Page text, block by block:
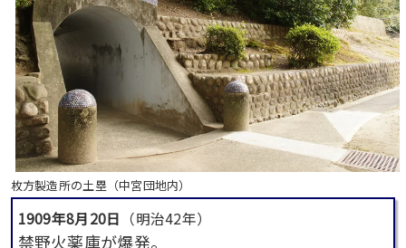
枚方製造所の土塁（中宮団地内）
1909年8月20日 （明治42年）
禁野火薬庫が爆発。